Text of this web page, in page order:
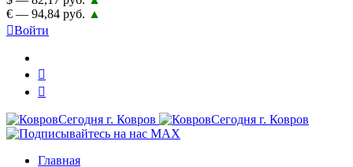
€ — 94,84 руб. ▲
Войти
Главная